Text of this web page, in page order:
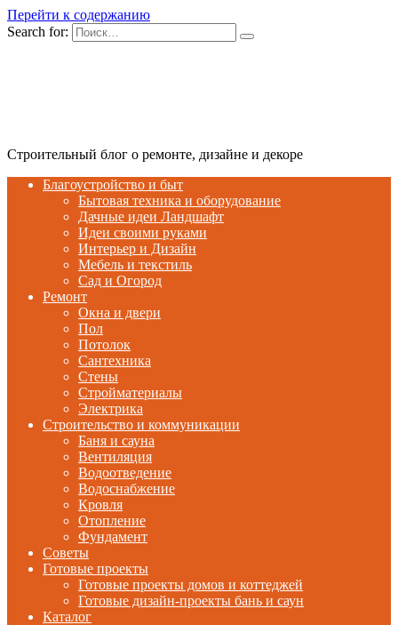
Перейти к содержанию
Search for:
Строительный блог о ремонте, дизайне и декоре
Благоустройство и быт
Бытовая техника и оборудование
Дачные идеи Ландшафт
Идеи своими руками
Интерьер и Дизайн
Мебель и текстиль
Сад и Огород
Ремонт
Окна и двери
Пол
Потолок
Сантехника
Стены
Стройматериалы
Электрика
Строительство и коммуникации
Баня и сауна
Вентиляция
Водоотведение
Водоснабжение
Кровля
Отопление
Фундамент
Советы
Готовые проекты
Готовые проекты домов и коттеджей
Готовые дизайн-проекты бань и саун
Каталог